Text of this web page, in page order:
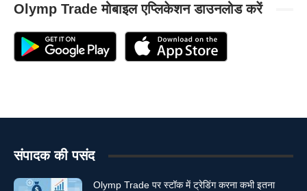
Olymp Trade मोबाइल एप्लिकेशन डाउनलोड करें
संपादक की पसंद
Olymp Trade पर स्टॉक में ट्रेडिंग करना कभी इतना